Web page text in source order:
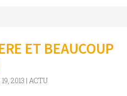
ET BEAUCOUP
2013 | ACTU